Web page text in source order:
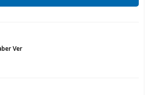
Ver